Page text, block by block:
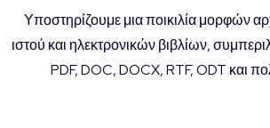
Υποστηρίζουμε μια ποικιλία μορφών
ιστού και ηλεκτρονικών βιβλίων,
PDF, DOC, DOCX, RTF, ODT και